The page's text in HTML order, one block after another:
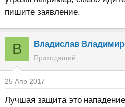
пишите заявление.
В Владислав
Приходящий
25 Апр 2017
Лучшая защита это